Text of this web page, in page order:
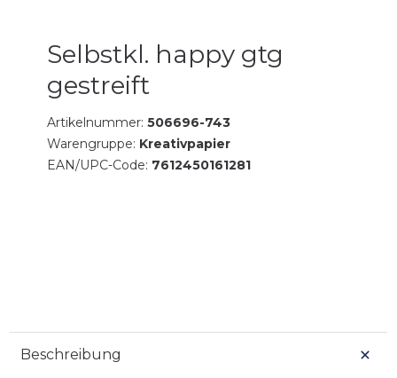
Selbstkl. happy gtg
gestreift
Artikelnummer:506696-743
Warengruppe: Kreativpapier
EAN/UPC-Code: 7612450161281
Beschreibung